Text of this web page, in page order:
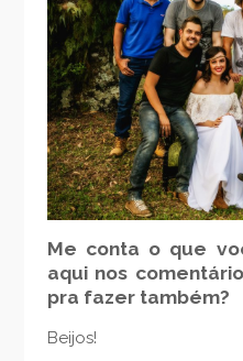
Me conta o que
aqui nos
pra fazer também?
Beijos!